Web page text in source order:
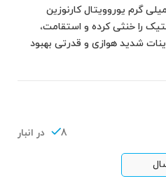
قرص بتا آلانین سروینگ 3400 میلی گرم یوروویتال کارنوزین
را خنثی کرده و استقامت،
شدید هوازی و قدرتی بهبود
8 در انبار